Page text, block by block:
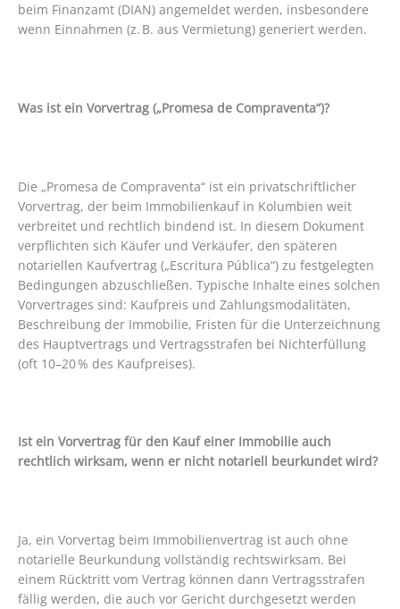
beim Finanzamt (DIAN) angemeldet werden, insbesondere
wenn Einnahmen (z. B. aus Vermietung) generiert werden.
Was ist ein Vorvertrag („Promesa de Compraventa“)?
Die „Promesa de Compraventa“ ist ein privatschriftlicher
Vorvertrag, der beim Immobilienkauf in Kolumbien weit
verbreitet und rechtlich bindend ist. In diesem Dokument
verpflichten sich Käufer und Verkäufer, den späteren
notariellen Kaufvertrag („Escritura Pública“) zu festgelegten
Bedingungen abzuschließen. Typische Inhalte eines solchen
Vorvertrages sind: Kaufpreis und Zahlungsmodalitäten,
Beschreibung der Immobilie, Fristen für die Unterzeichnung
des Hauptvertrags und Vertragsstrafen bei Nichterfüllung
(oft 10–20 % des Kaufpreises).
Ist ein Vorvertrag für den Kauf einer Immobilie auch
rechtlich wirksam, wenn er nicht notariell beurkundet wird?
Ja, ein Vorvertag beim Immobilienvertrag ist auch ohne
notarielle Beurkundung vollständig rechtswirksam. Bei
einem Rücktritt vom Vertrag können dann Vertragsstrafen
fällig werden, die auch vor Gericht durchgesetzt werden